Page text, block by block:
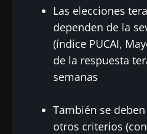
Las elecciones
dependen de la
(índice PUCAI,
de la respuesta
semanas
También se
otros criterios
Ser redirigido
Quedarse en el sitio
Institute
Me gustaría
noticias de Biocodex
He leído y acepto las
de uso y lapolítica de
* Campo obligatorio
BMI 20-35
Descubrir